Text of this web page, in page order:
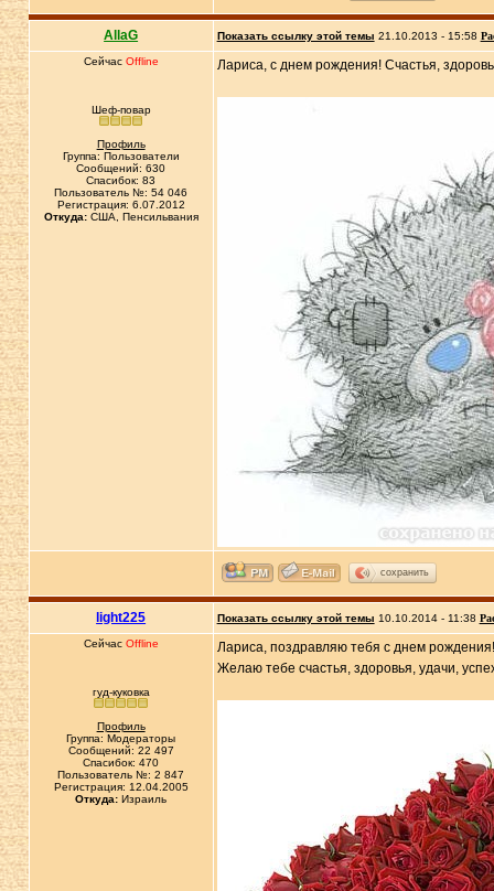
AllaG Показать ссылку этой темы 21.10.2013 - 15:58
Сейчас Offline
Шеф-повар
Профиль
Группа: Пользователи
Сообщений: 630
Спасибок: 83
Пользователь №: 54 046
Регистрация: 6.07.2012
Откуда:США, Пенсильвания
Лариса, с днем рождения! Счастья,
сохранить
light225 Показать ссылку этой темы 10.10.2014 - 11:38
Сейчас Offline
гуд-куковка
Профиль
Группа: Модераторы
Сообщений: 22 497
Спасибок: 470
Пользователь №: 2 847
Регистрация: 12.04.2005
Откуда: Израиль
Лариса, поздравляю тебя с днем
Желаю тебе счастья, здоровья, удачи,